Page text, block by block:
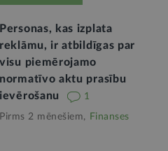
Personas, kas izplata
reklāmu, ir atbildīgas par
visu piemērojamo
normatīvo aktu prasību
ievērošanu
1
Pirms 2 mēnešiem, Finanses